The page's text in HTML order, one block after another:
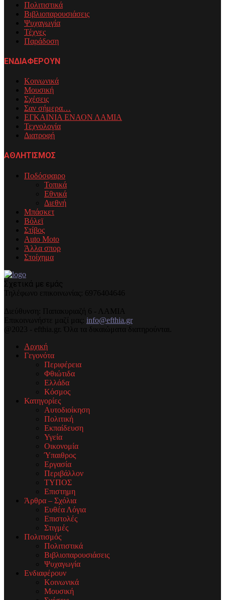
Πολιτιστικά
Βιβλιοπαρουσιάσεις
Ψυχαγωγία
Τέχνες
Παράδοση
ΕΝΔΙΑΦΕΡΟΥΝ
Κοινωνικά
Μουσική
Σχέσεις
Σαν σήμερα…
ΕΓΚΑΙΝΙΑ ΕΝΑΟΝ ΛΑΜΙΑ
Τεχνολογία
Διατροφή
ΑΘΛΗΤΙΣΜΟΣ
Ποδόσφαιρο
Τοπικά
Εθνικά
Διεθνή
Μπάσκετ
Βόλεϊ
Στίβος
Auto Moto
Άλλα σπορ
Στοίχημα
Σχετικά με εμάς
Τηλέφωνo επικοινωνίας: 6976404646
Διεύθυνση: Παπακυριαζή 6 - ΛΑΜΙΑ
Επικοινωνήστε μαζί μας: info@efthia.gr
@2023 - efthia.gr. Όλα τα δικαιώματα διατηρούνται.
Αρχική
Γεγονότα
Περιφέρεια
Φθιώτιδα
Ελλάδα
Κόσμος
Κατηγορίες
Αυτοδιοίκηση
Πολιτική
Εκπαίδευση
Υγεία
Οικονομία
Ύπαιθρος
Εργασία
Περιβάλλον
ΤΥΠΟΣ
Επιστημη
Άρθρα – Σχόλια
Ευθέα Λόγια
Επιστολές
Στιγμές
Πολιτισμός
Πολιτιστικά
Βιβλιοπαρουσιάσεις
Ψυχαγωγία
Ενδιαφέρουν
Κοινωνικά
Μουσική